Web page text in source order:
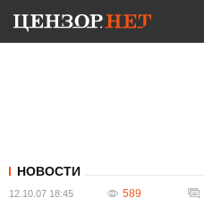
НОВОСТИ
12.10.07 18:45 589